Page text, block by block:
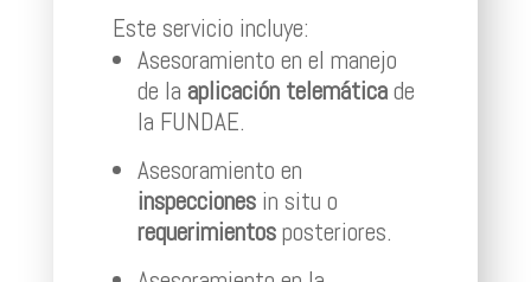
Este servicio incluye:
Asesoramiento en el manejo
de laaplicación telemáticade
la FUNDAE.
Asesoramiento en
inspecciones in situ o
requerimientosposteriores.